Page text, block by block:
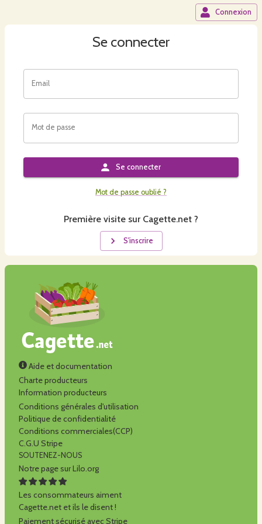
Connexion
Se connecter
Email
Mot de passe
Se connecter
Mot de passe oublié ?
Première visite sur Cagette.net ?
S'inscrire
Aide et documentation
Charte producteurs
Information producteurs
Conditions générales d'utilisation
Politique de confidentialité
Conditions commerciales(CCP)
C.G.U Stripe
SOUTENEZ-NOUS
Notre page sur Lilo.org
Les consommateurs aiment
Cagette.net et ils le disent !
Paiement sécurisé avec Stripe